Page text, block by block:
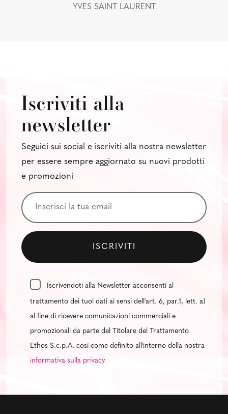
YVES SAINT LAURENT
Iscriviti alla
newsletter
Seguici sui social e iscriviti alla nostra newsletter
per essere sempre aggiornato su nuovi prodotti
e promozioni
Iscrivendoti alla Newsletter acconsenti al
trattamento dei tuoi dati ai sensi dell'art. 6, par.1, lett. a)
al fine di ricevere comunicazioni commerciali e
promozionali da parte del Titolare del Trattamento
Ethos S.c.p.A. così come definito all'interno della nostra
informativa sulla privacy